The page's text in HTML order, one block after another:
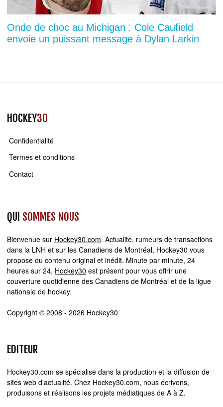
Onde de choc au Michigan : Cole Caufield
envoie un puissant message à Dylan Larkin
HOCKEY30
Confidentialité
Termes et conditions
Contact
QUI SOMMES NOUS
Bienvenue sur Hockey30.com. Actualité, rumeurs de transactions
dans la LNH et sur les Canadiens de Montréal, Hockey30 vous
propose du contenu original et inédit. Minute par minute, 24
heures sur 24, Hockey30 est présent pour vous offrir une
couverture quotidienne des Canadiens de Montréal et de la ligue
nationale de hockey.
Copyright © 2008 - 2026 Hockey30
EDITEUR
Hockey30.com se spécialise dans la production et la diffusion de
sites web d'actualité. Chez Hockey30.com, nous écrivons,
produisons et réalisons les projets médiatiques de A à Z.